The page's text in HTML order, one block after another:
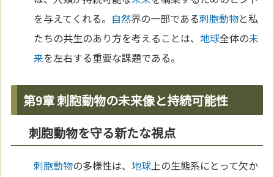
を与えてくれる。 自然界の一部である刺胞動物と私
たちの共生のあり方を考えることは、地球全体の未
来を左右する重要な課題である。
第9章 刺胞動物の未来像と持続可能性
刺胞動物を守る新たな視点
刺胞動物の多様性は、地球上の生態系にとって欠か